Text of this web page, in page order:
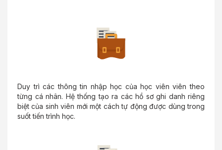
Duy trì các thông tin nhập học của học viên viên theo
từng cá nhân. Hệ thống tạo ra các hồ sơ ghi danh riêng
biệt của sinh viên mới một cách tự động được dùng trong
suốt tiến trình học.